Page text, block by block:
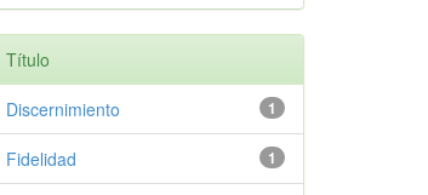
Título
1
Discernimiento
1
Fidelidad